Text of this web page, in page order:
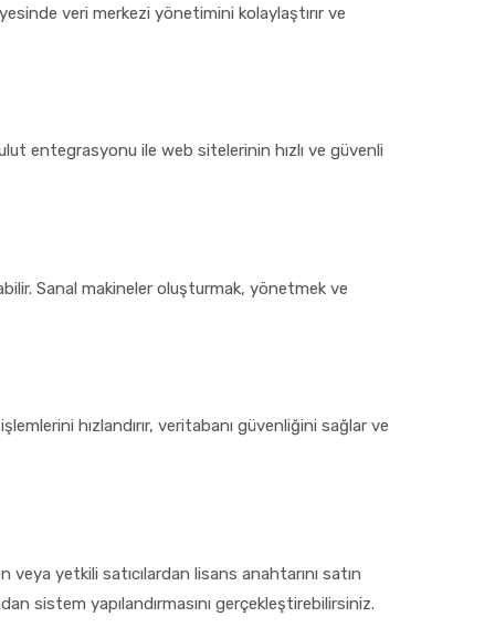
veri merkezi yönetimini kolaylaştırır ve
entegrasyonu ile web sitelerinin hızlı ve güvenli
Sanal makineler oluşturmak, yönetmek ve
hızlandırır, veritabanı güvenliğini sağlar ve
yetkili satıcılardan lisans anahtarını satın
sistem yapılandırmasını gerçekleştirebilirsiniz.